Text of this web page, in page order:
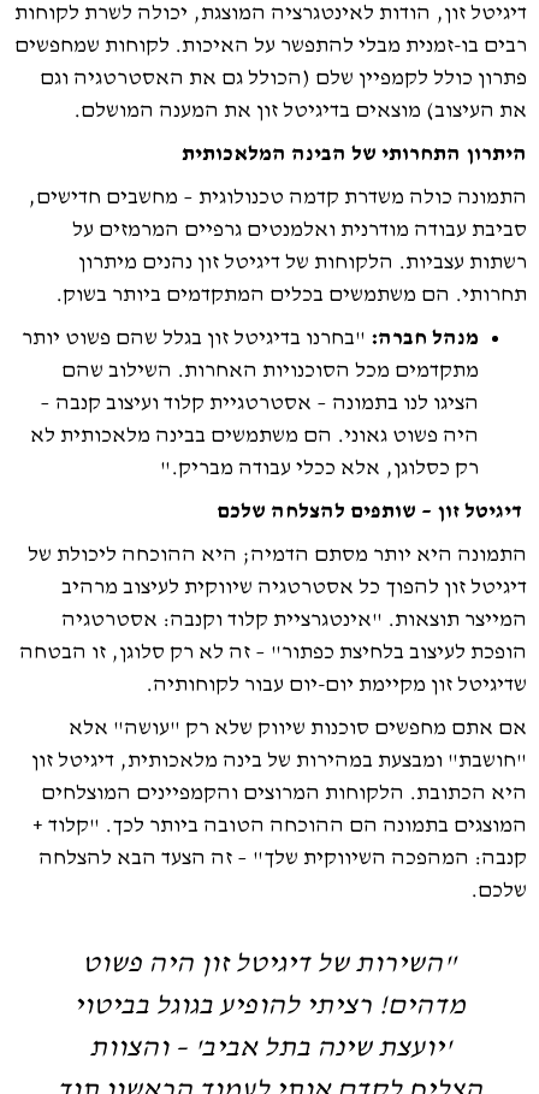
דיגיטל זון, הודות לאינטגרציה המוצגת, יכולה לשרת לקוחות
רבים בו-זמנית מבלי להתפשר על האיכות. לקוחות שמחפשים
פתרון כולל לקמפיין שלם (הכולל גם את האסטרטגיה וגם
את העיצוב) מוצאים בדיגיטל זון את המענה המושלם.
היתרון התחרותי של הבינה המלאכותית
התמונה כולה משדרת קדמה טכנולוגית – מחשבים חדישים,
סביבת עבודה מודרנית ואלמנטים גרפיים המרמזים על
רשתות עצביות. הלקוחות של דיגיטל זון נהנים מיתרון
תחרותי. הם משתמשים בכלים המתקדמים ביותר בשוק.
מנהל חברה: "בחרנו בדיגיטל זון בגלל שהם פשוט יותר
מתקדמים מכל הסוכנויות האחרות. השילוב שהם
הציגו לנו בתמונה – אסטרטגיית קלוד ועיצוב קנבה –
היה פשוט גאוני. הם משתמשים בבינה מלאכותית לא
רק כסלוגן, אלא ככלי עבודה מבריק."
דיגיטל זון – שותפים להצלחה שלכם
התמונה היא יותר מסתם הדמיה; היא ההוכחה ליכולת של
דיגיטל זון להפוך כל אסטרטגיה שיווקית לעיצוב מרהיב
המייצר תוצאות. "אינטגרציית קלוד וקנבה: אסטרטגיה
הופכת לעיצוב בלחיצת כפתור" – זה לא רק סלוגן, זו הבטחה
שדיגיטל זון מקיימת יום-יום עבור לקוחותיה.
אם אתם מחפשים סוכנות שיווק שלא רק "עושה" אלא
"חושבת" ומבצעת במהירות של בינה מלאכותית, דיגיטל זון
היא הכתובת. הלקוחות המרוצים והקמפיינים המוצלחים
המוצגים בתמונה הם ההוכחה הטובה ביותר לכך. "קלוד +
קנבה: המהפכה השיווקית שלך" – זה הצעד הבא להצלחה
שלכם.
"השירות של דיגיטל זון היה פשוט
מדהים! רציתי להופיע בגוגל בביטוי
'יועצת שינה בתל אביב' – והצוות